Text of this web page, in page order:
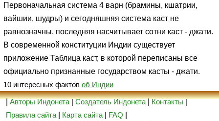
Первоначальная система 4 варн (брамины, кшатрии,
вайшии, шудры) и сегодняшняя система каст не
равнозначны, последняя насчитывает сотни каст - джати.
В современной конституции Индии существует
приложение Таблица каст, в которой переписаны все
официально признанные государством касты - джати.
10 интересных фактов об Индии
|Авторы Индонета|Создатель Индонета|Контакты|
Правила сайта
Карта сайта | FAQ